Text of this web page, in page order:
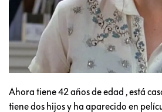
Ahora tiene 42 años de edad , está
tiene dos hijos y ha aparecido en